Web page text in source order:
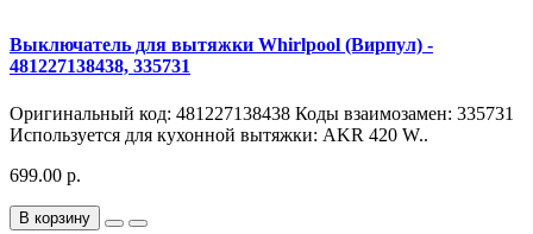
Выключатель для вытяжки Whirlpool (Вирпул) -
481227138438, 335731
Оригинальный код: 481227138438 Коды взаимозамен: 335731
Используется для кухонной вытяжки: AKR 420 W..
699.00 р.
В корзину